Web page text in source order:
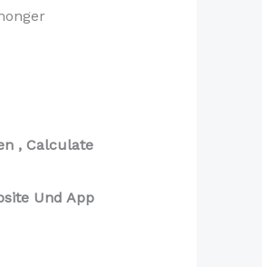
, Calculate
Und App